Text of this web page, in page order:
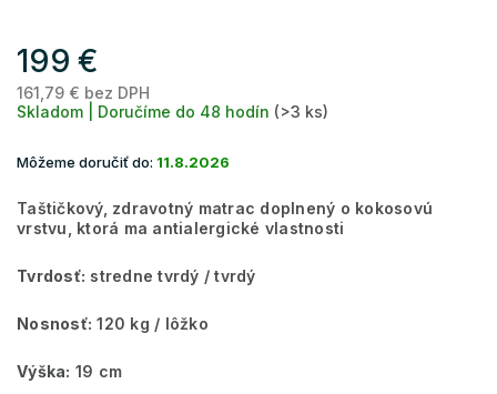
199 €
161,79 € bez DPH
Skladom | Doručíme do 48 hodín (>3 ks)
Môžeme doručiť do: 11.8.2026
Taštičkový, zdravotný matrac doplnený o kokosovú
vrstvu, ktorá ma antialergické vlastnosti
Tvrdosť: stredne tvrdý / tvrdý
Nosnosť: 120 kg / lôžko
Výška: 19 cm